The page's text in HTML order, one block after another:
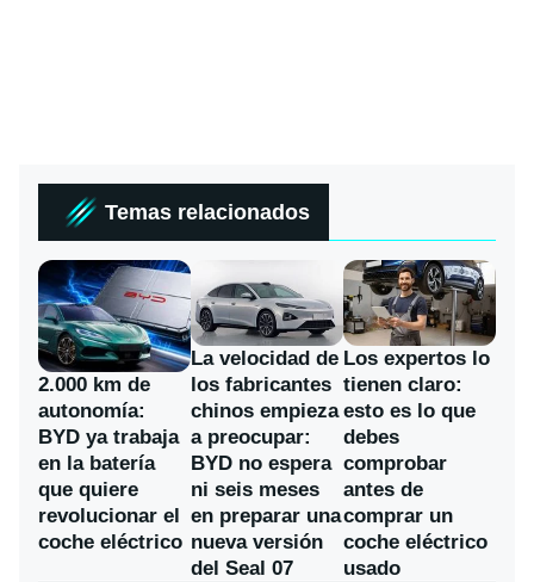
Temas relacionados
2.000 km de
autonomía:
BYD ya trabaja
en la batería
que quiere
revolucionar el
coche eléctrico
La velocidad de
los fabricantes
chinos empieza
a preocupar:
BYD no espera
ni seis meses
en preparar una
nueva versión
del Seal 07
Los expertos lo
tienen claro:
esto es lo que
debes
comprobar
antes de
comprar un
coche eléctrico
usado